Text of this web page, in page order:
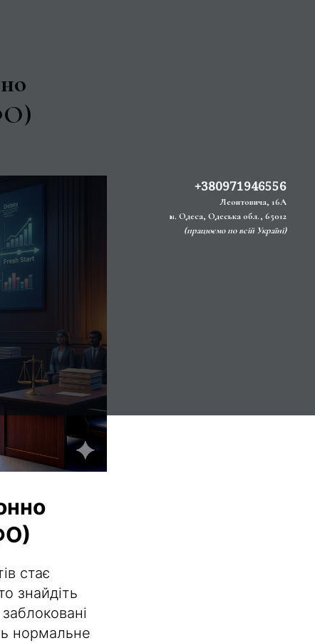
+380971946556
Леонтовича, 16А
м. Одеса, Одеська обл., 65012
(працюємо по всій Україні)
стає
знайдіть
нормальне